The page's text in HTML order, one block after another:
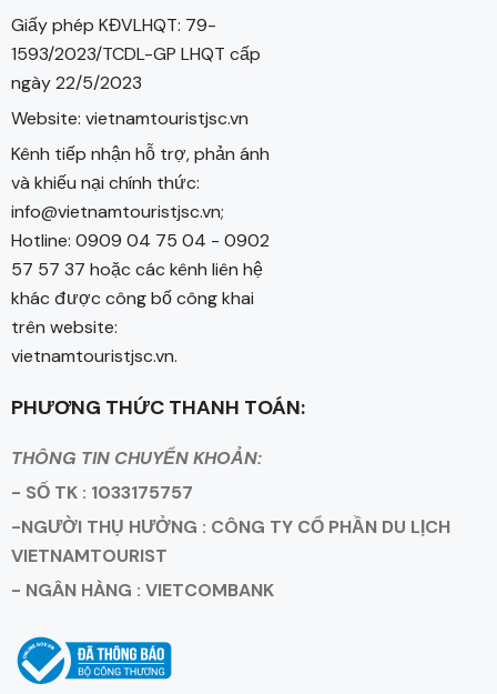
Giấy phép KĐVLHQT: 79-
1593/2023/TCDL-GP LHQT cấp
ngày 22/5/2023
Website: vietnamtouristjsc.vn
Kênh tiếp nhận hỗ trợ, phản ánh
và khiếu nại chính thức:
info@vietnamtouristjsc.vn;
Hotline: 0909 04 75 04 - 0902
57 57 37 hoặc các kênh liên hệ
khác được công bố công khai
trên website:
vietnamtouristjsc.vn.
PHƯƠNG THỨC THANH TOÁN:
THÔNG TIN CHUYỂN KHOẢN:
- SỐ TK : 1033175757
-NGƯỜI THỤ HƯỞNG : CÔNG TY CỔ PHẦN DU LỊCH
VIETNAMTOURIST
- NGÂN HÀNG : VIETCOMBANK